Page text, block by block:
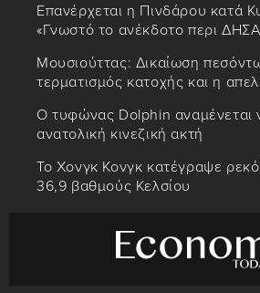
Επανέρχεται η Πινδάρου κατά
«Γνωστό το ανέκδοτο περι
Μουσιούττας: Δικαίωση
τερματισμός κατοχής και η
Ο τυφώνας Dolphin αναμένεται
ανατολική κινεζική ακτή
Το Χονγκ Κονγκ κατέγραψε
36,9 βαθμούς Κελσίου